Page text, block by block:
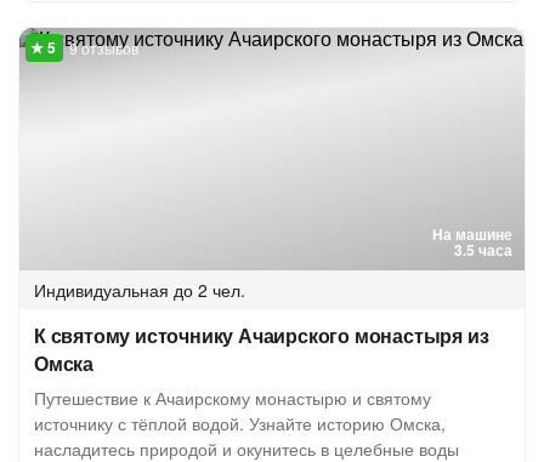
На машине
3.5 часа
9 отзывов
Индивидуальная до 2 чел.
К святому источнику Ачаирского монастыря из
Омска
Путешествие к Ачаирскому монастырю и святому
источнику с тёплой водой. Узнайте историю Омска,
насладитесь природой и окунитесь в целебные воды